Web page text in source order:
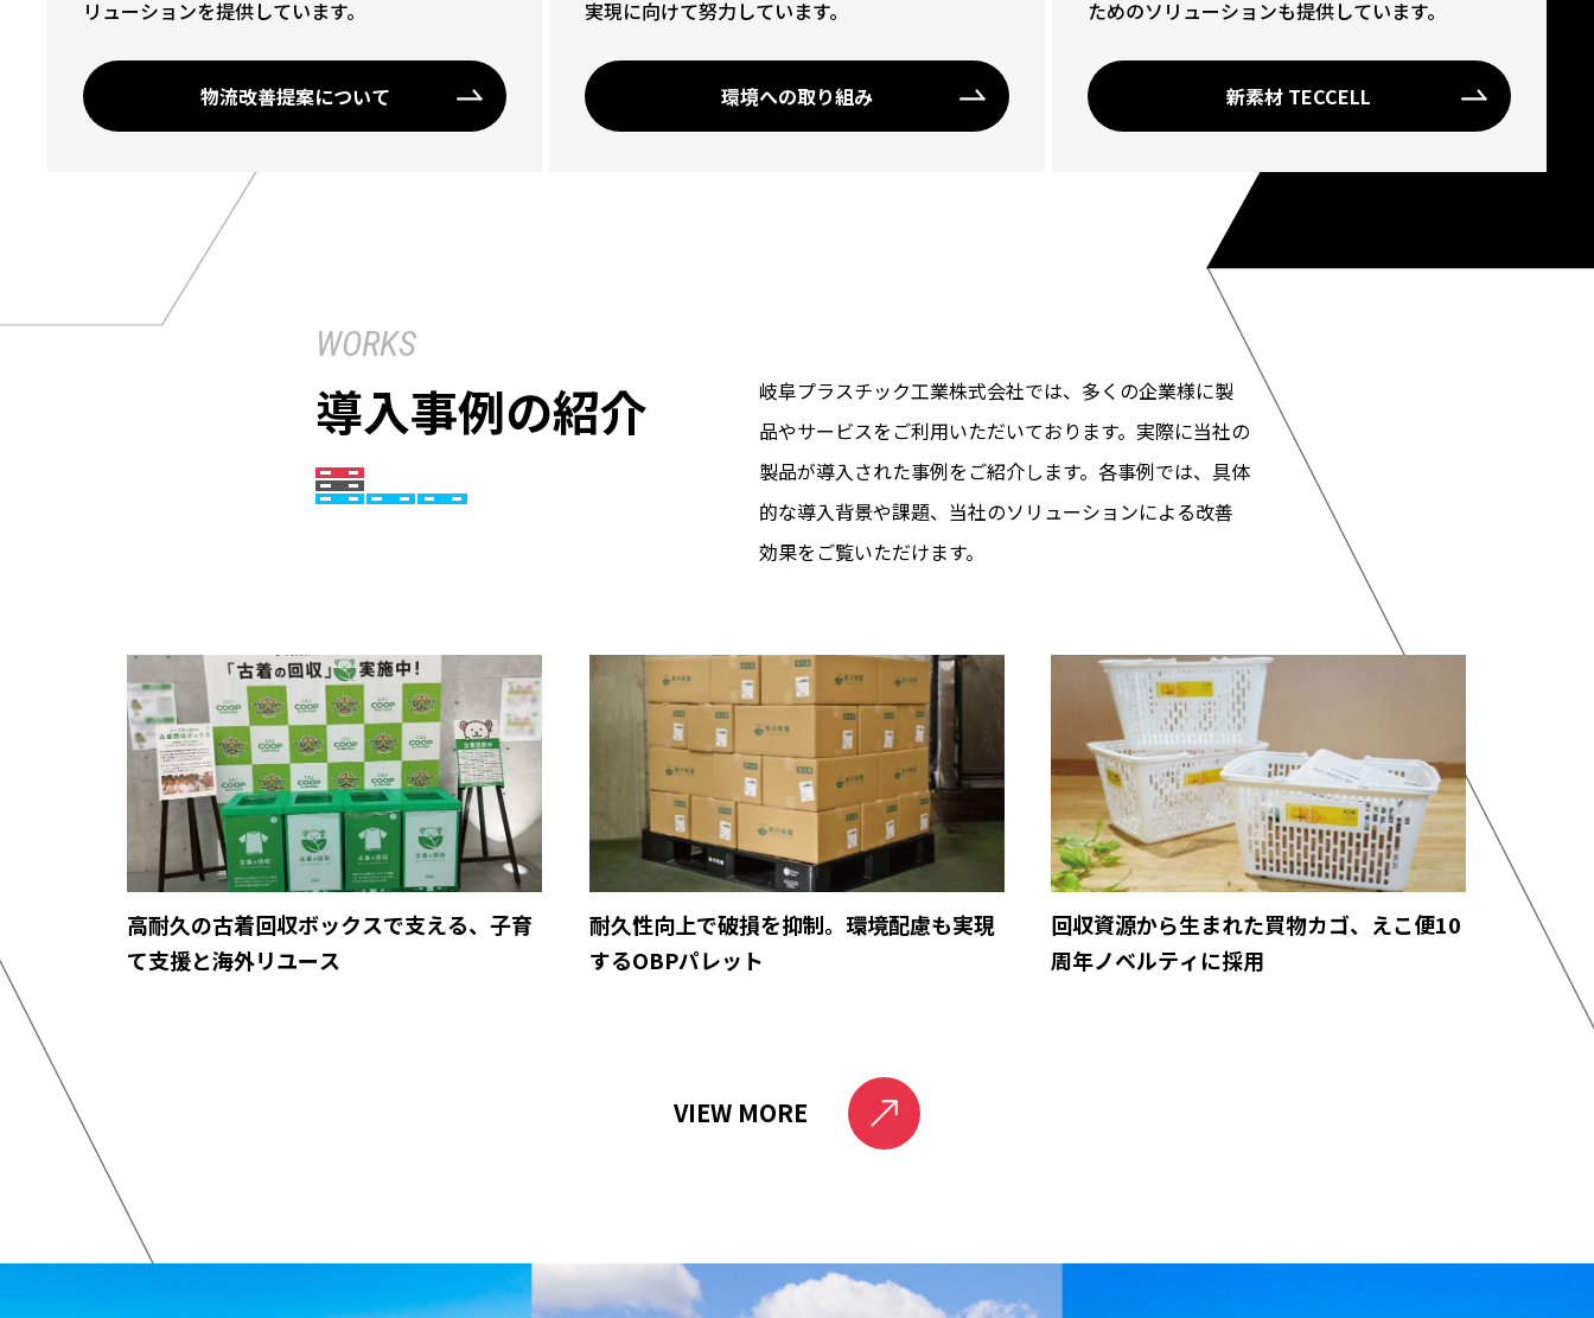
リューションを提供しています。
物流改善提案について
実現に向けて努力しています。
環境への取り組み
ためのソリューションも提供しています。
新素材 TECCELL
WORKS
導入事例の紹介
岐阜プラスチック工業株式会社では、多くの企業様に製
品やサービスをご利用いただいております。実際に当社の
製品が導入された事例をご紹介します。各事例では、具体
的な導入背景や課題、当社のソリューションによる改善
効果をご覧いただけます。
高耐久の古着回収ボックスで支える、子育
て支援と海外リユース
耐久性向上で破損を抑制。環境配慮も実現
するOBPパレット
回収資源から生まれた買物カゴ、えこ便10
周年ノベルティに採用
VIEW MORE